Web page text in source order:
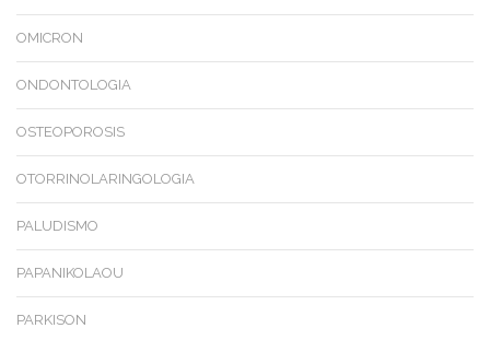
OMICRON
ONDONTOLOGIA
OSTEOPOROSIS
OTORRINOLARINGOLOGIA
PALUDISMO
PAPANIKOLAOU
PARKISON